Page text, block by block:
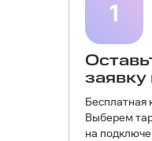
1
Бесплатная
Выберем
на